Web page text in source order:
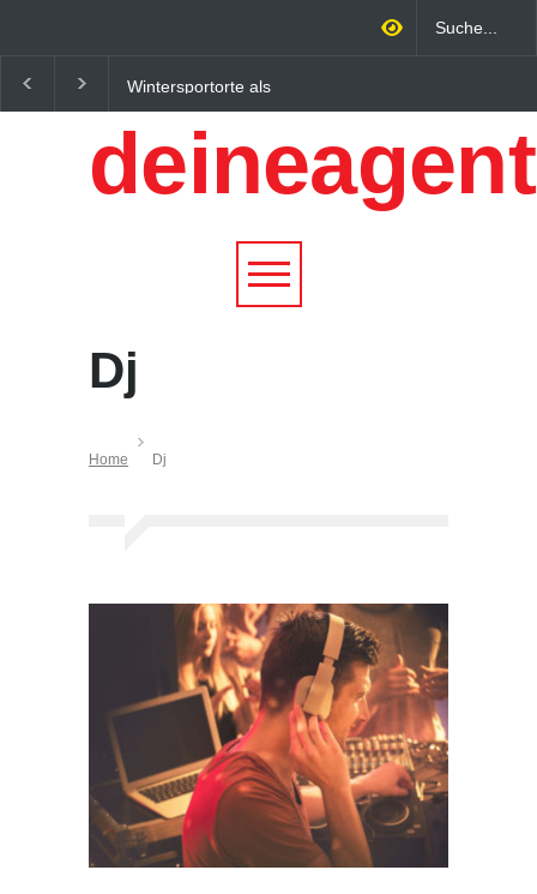
Wintersportorte als
Wirtschaftsfaktor: Wie
Alpenregionen von
Qualitätstourismus
profitieren
digitalen Zeitalter:
Unternehmen
wachsen lässt
Dj
Home Dj